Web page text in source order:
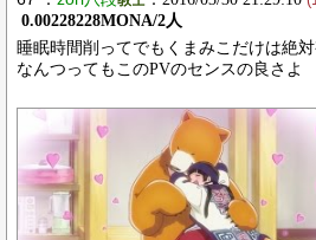
0.00228228MONA/2人
睡眠時間削ってでもくまみこだけは絶対
なんつってもこのPVのセンスの良さよ